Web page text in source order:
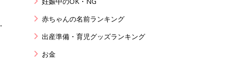
赤ちゃんの名前ランキング
出産準備・育児グッズランキング
お金